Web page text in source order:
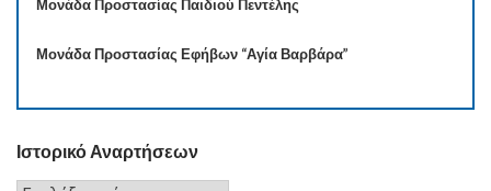
Μονάδα Προστασίας Παιδιού Πεντέλης
Μονάδα Προστασίας Εφήβων “Αγία Βαρβάρα”
Ιστορικό Αναρτήσεων